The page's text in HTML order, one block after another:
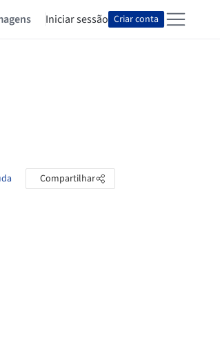
Iniciar sessão Criar conta
Compartilhar